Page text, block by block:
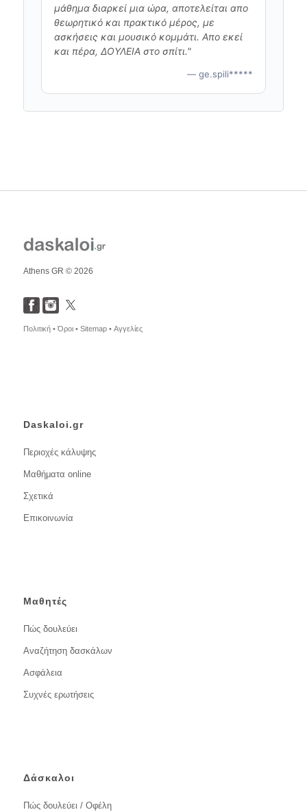
μάθημα διαρκεί μια ώρα, αποτελείται απο
θεωρητικό και πρακτικό μέρος, με
ασκήσεις και μουσικό κομμάτι. Απο εκεί
και πέρα, ΔΟΥΛΕΙΑ στο σπίτι."
— ge.spili*****
Athens GR © 2026
Πολιτική •Όροι • Sitemap • Αγγελίες
Daskaloi.gr
Περιοχές κάλυψης
Μαθήματα online
Σχετικά
Επικοινωνία
Μαθητές
Πώς δουλεύει
Αναζήτηση δασκάλων
Ασφάλεια
Συχνές ερωτήσεις
Δάσκαλοι
Πώς δουλεύει / Οφέλη